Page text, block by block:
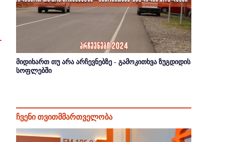
მიდიხართ თუ არა არჩევნებზე - გამოკითხვა ზუგდიდის
სოფლებში
ჩვენი თვითმმართველობა